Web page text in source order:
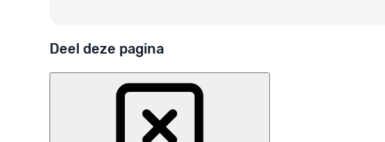
Deel deze pagina